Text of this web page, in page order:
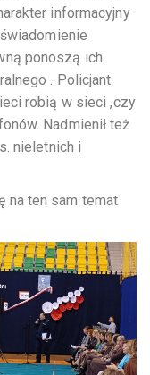
informacyjny
ponoszą ich
. Policjant
robią w sieci ,czy
Nadmienił też
nieletnich i
na ten sam temat